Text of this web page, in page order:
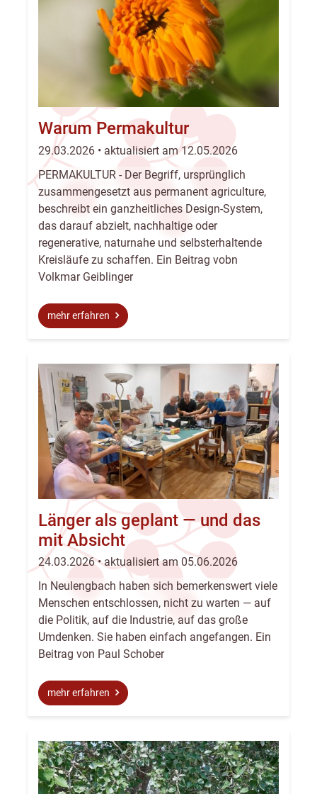
Warum Permakultur
29.03.2026 • aktualisiert am 12.05.2026
PERMAKULTUR - Der Begriff, ursprünglich
zusammengesetzt aus permanent agriculture,
beschreibt ein ganzheitliches Design-System,
das darauf abzielt, nachhaltige oder
regenerative, naturnahe und selbsterhaltende
Kreisläufe zu schaffen. Ein Beitrag vobn
Volkmar Geiblinger
mehr erfahren
Länger als geplant — und das
mit Absicht
24.03.2026 • aktualisiert am 05.06.2026
In Neulengbach haben sich bemerkenswert viele
Menschen entschlossen, nicht zu warten — auf
die Politik, auf die Industrie, auf das große
Umdenken. Sie haben einfach angefangen. Ein
Beitrag von Paul Schober
mehr erfahren